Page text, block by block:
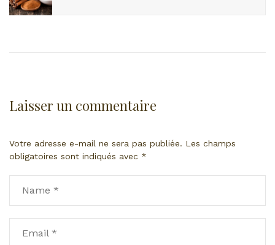
Laisser un commentaire
Votre adresse e-mail ne sera pas publiée. Les champs
obligatoires sont indiqués avec *